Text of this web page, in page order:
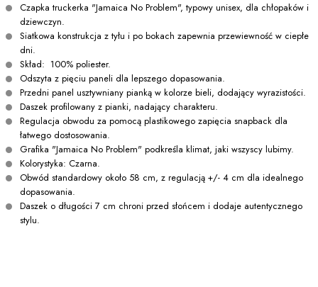
Czapka truckerka "Jamaica No Problem", typowy unisex, dla chłopaków i
dziewczyn.
Siatkowa konstrukcja z tyłu i po bokach zapewnia przewiewność w ciepłe
dni.
Skład: 100% poliester.
Odszyta z pięciu paneli dla lepszego dopasowania.
Przedni panel usztywniany pianką w kolorze bieli, dodający wyrazistości.
Daszek profilowany z pianki, nadający charakteru.
Regulacja obwodu za pomocą plastikowego zapięcia snapback dla
łatwego dostosowania.
Grafika "Jamaica No Problem" podkreśla klimat, jaki wszyscy lubimy.
Kolorystyka: Czarna.
Obwód standardowy około 58 cm, z regulacją +/- 4 cm dla idealnego
dopasowania.
Daszek o długości 7 cm chroni przed słońcem i dodaje autentycznego
stylu.